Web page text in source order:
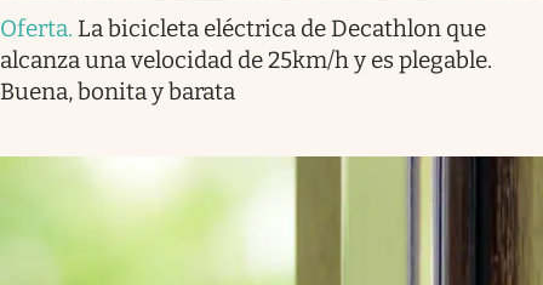
Oferta. La bicicleta eléctrica de Decathlon que
alcanza una velocidad de 25km/h y es plegable.
Buena, bonita y barata